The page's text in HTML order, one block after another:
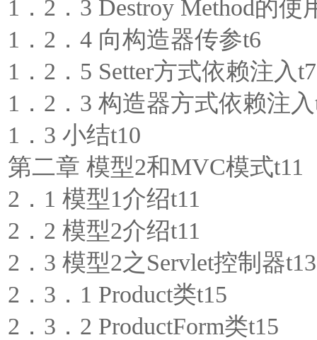
1．2．3 Destroy Method的使
1．2．4 向构造器传参t6
1．2．5 Setter方式依赖注入t7
1．2．3 构造器方式依赖注
1．3 小结t10
第二章 模型2和MVC模式t11
2．1 模型1介绍t11
2．2 模型2介绍t11
2．3 模型2之Servlet控制器t13
2．3．1 Product类t15
2．3．2 ProductForm类t15